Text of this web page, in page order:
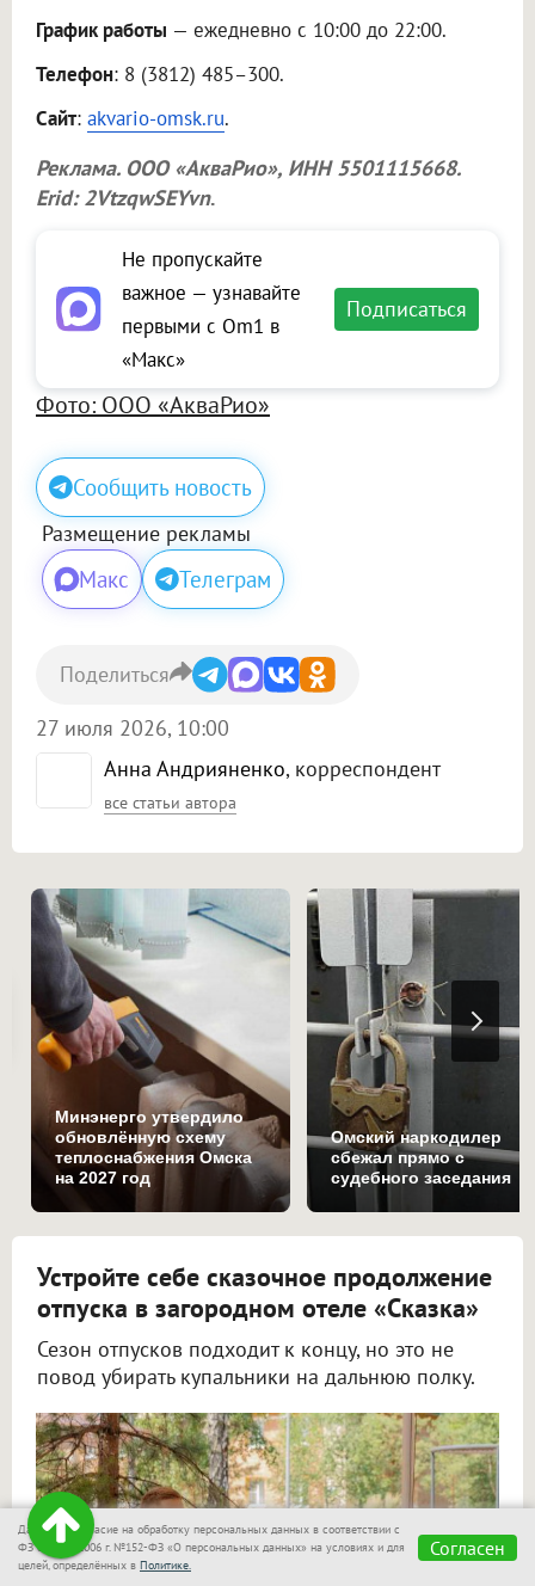
График работы — ежедневно с 10:00 до 22:00.
Телефон: 8 (3812) 485–300.
Сайт: akvario-omsk.ru.
Реклама. ООО «АкваРио», ИНН 5501115668.
Erid: 2VtzqwSEYvn.
Не пропускайте
важное — узнавайте
первыми с Om1 в
«Макс»
Подписаться
Фото: ООО «АкваРио»
Сообщить новость
Размещение рекламы
Макс Телеграм
Анна Андрияненко, корреспондент
все статьи автора
27 июля 2026, 10:00
Поделиться
Минэнерго утвердило
обновлённую схему
теплоснабжения Омска
на 2027 год
Омский наркодилер
сбежал прямо с
судебного заседания
Устройте себе сказочное продолжение
отпуска в загородном отеле «Сказка»
Сезон отпусков подходит к концу, но это не
повод убирать купальники на дальнюю полку.
Даю своё согласие на обработку персональных данных в соответствии с
ФЗ от 27.07.2006 г. №152-ФЗ «О персональных данных» на условиях и для
целей, определённых в Политике.
Согласен